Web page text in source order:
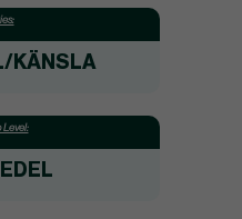
KÄNSLA
Level: